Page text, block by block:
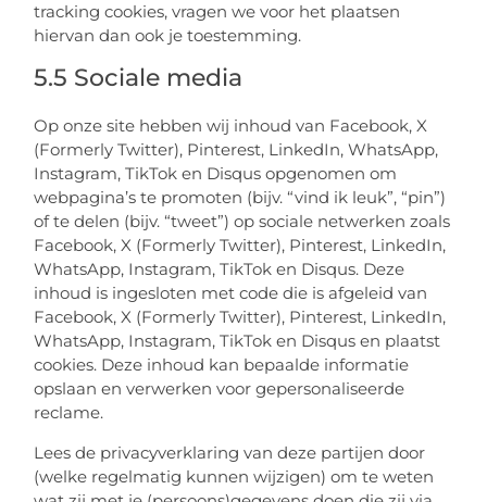
tracking cookies, vragen we voor het plaatsen
hiervan dan ook je toestemming.
5.5 Sociale media
Op onze site hebben wij inhoud van Facebook, X
(Formerly Twitter), Pinterest, LinkedIn, WhatsApp,
Instagram, TikTok en Disqus opgenomen om
webpagina’s te promoten (bijv. “vind ik leuk”, “pin”)
of te delen (bijv. “tweet”) op sociale netwerken zoals
Facebook, X (Formerly Twitter), Pinterest, LinkedIn,
WhatsApp, Instagram, TikTok en Disqus. Deze
inhoud is ingesloten met code die is afgeleid van
Facebook, X (Formerly Twitter), Pinterest, LinkedIn,
WhatsApp, Instagram, TikTok en Disqus en plaatst
cookies. Deze inhoud kan bepaalde informatie
opslaan en verwerken voor gepersonaliseerde
reclame.
Lees de privacyverklaring van deze partijen door
(welke regelmatig kunnen wijzigen) om te weten